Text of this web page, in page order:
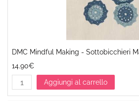
DMC Mindful Making - Sottobicchieri
14.90€
Aggiungi al carrello